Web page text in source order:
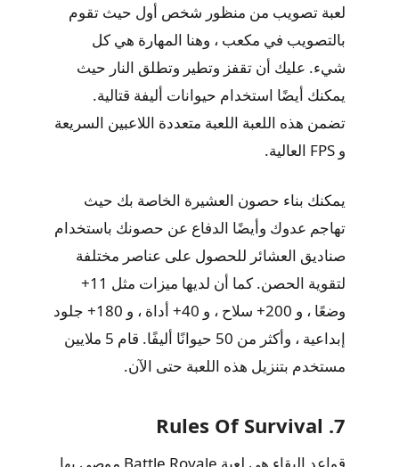
لعبة تصويب من منظور شخص أول حيث تقوم
بالتصويب في مكعب ، وهنا المهارة هي كل
شيء. عليك أن تقفز وتطير وتطلق النار حيث
يمكنك أيضًا استخدام حيوانات أليفة قتالية.
تضمن هذه اللعبة اللعبة متعددة اللاعبين السريعة
و FPS العالية.
يمكنك بناء حصون العشيرة الخاصة بك حيث
تهاجم عدوك وأيضًا الدفاع عن حصونك باستخدام
صناديق العشائر للحصول على عناصر مختلفة
لتقوية الحصن. كما أن لديها ميزات مثل 11+
وضعًا ، و 200+ سلاح ، و 40+ أداة ، و 180+ جلود
إبداعية ، وأكثر من 50 حيوانًا أليفًا. قام 5 ملايين
مستخدم بتنزيل هذه اللعبة حتى الآن.
7. Rules Of Survival